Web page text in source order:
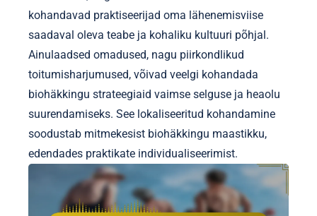
kohandavad praktiseerijad oma lähenemisviise
saadaval oleva teabe ja kohaliku kultuuri põhjal.
Ainulaadsed omadused, nagu piirkondlikud
toitumisharjumused, võivad veelgi kohandada
biohäkkingu strateegiaid vaimse selguse ja heaolu
suurendamiseks. See lokaliseeritud kohandamine
soodustab mitmekesist biohäkkingu maastikku,
edendades praktikate individualiseerimist.